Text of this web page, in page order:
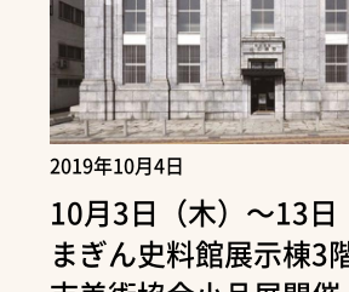
2019年10月4日
10月3日（木）～13日
まぎん史料館展示棟3